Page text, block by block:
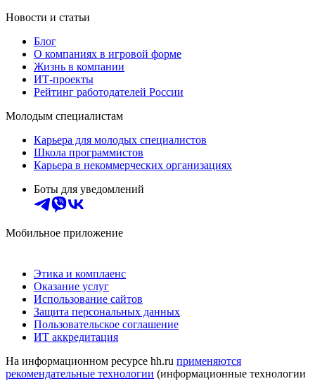
Новости и статьи
Блог
О компаниях в игровой форме
Жизнь в компании
ИТ-проекты
Рейтинг работодателей России
Молодым специалистам
Карьера для молодых специалистов
Школа программистов
Карьера в некоммерческих организациях
Боты для уведомлений
Мобильное приложение
Этика и комплаенс
Оказание услуг
Использование сайтов
Защита персональных данных
Пользовательское соглашение
ИТ аккредитация
На информационном ресурсе hh.ru применяются
рекомендательные технологии (информационные технологии